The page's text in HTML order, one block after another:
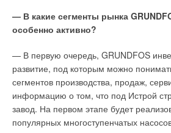
— В какие сегменты рынка
особенно активно?
— В первую очередь, GRUNDFOS
развитие, под которым можно
сегментов производства, продаж,
информацию о том, что под Истрой
завод. На первом этапе будет
популярных многоступенчатых
линейку встраиваемых смывных
пола, различные инструменты и
смогли увидеть пока что экзотическую
продукцию, такую как
трубопровод Silere.
Оборудование для
маслоулавливающими фильтрами.
периодически менять по мере
кондиционер в кухню можно подавать
Минимальная производительность
составляет 7,5 кВт (модель PCA-
размер кухни и тепловыделения
большими.